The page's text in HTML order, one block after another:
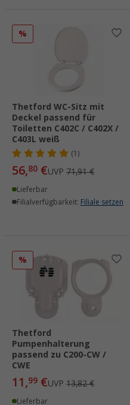
%
Thetford WC-Sitz mit
Deckel passend für
Toiletten C402C / C402X /
C403L weiß
(1)
56,80 €UVP 71,91 €
Lieferbar
Filialverfügbarkeit: Filiale setzen
%
Thetford
Pumpenhalterung
passend zu C200-CW /
CWE
11,99 €UVP 13,82 €
Lieferbar